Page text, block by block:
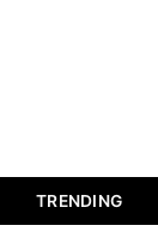
TRENDING